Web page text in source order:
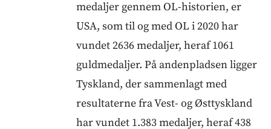
medaljer gennem OL-historien, er
USA, som til og med OL i 2020 har
vundet 2636 medaljer, heraf 1061
guldmedaljer. På andenpladsen ligger
Tyskland, der sammenlagt med
resultaterne fra Vest- og Østtyskland
har vundet 1.383 medaljer, heraf 438